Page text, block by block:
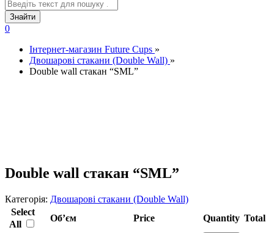
Знайти
0
Інтернет-магазин Future Cups »
Двошарові стакани (Double Wall) »
Double wall стакан “SML”
Double wall стакан “SML”
Категорія: Двошарові стакани (Double Wall)
Select
All
Об’єм Price Quantity Total